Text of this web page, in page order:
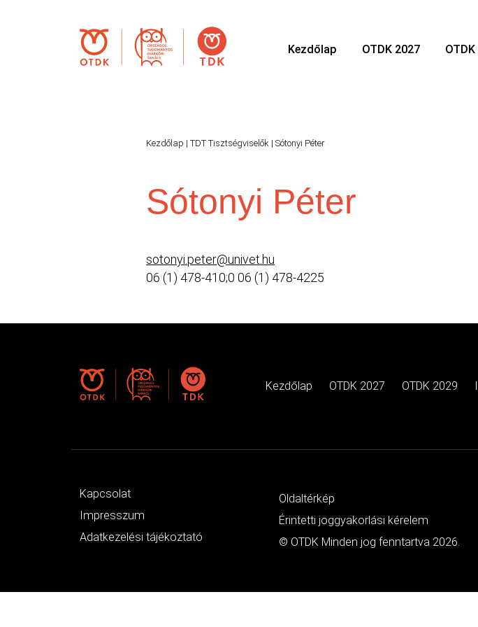
Kezdőlap OTDK 2027
Kezdőlap | TDT Tisztségviselők | Sótonyi Péter
Sótonyi Péter
sotonyi.peter@univet.hu
06 (1) 478-410;0 06 (1) 478-4225
Kezdőlap OTDK 2027 OTDK 2029
Kapcsolat
Impresszum
Adatkezelési tájékoztató
Oldaltérkép
Érintetti joggyakorlási kérelem
© OTDK Minden jog fenntartva 2026.